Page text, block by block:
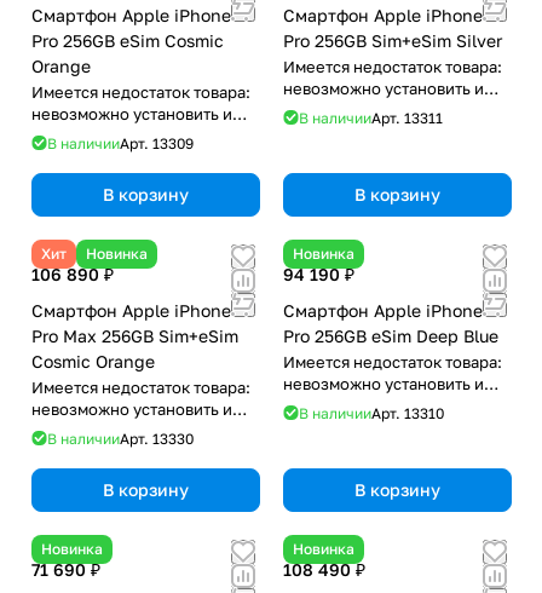
Смартфон Apple iPhone 17
Pro 256GB eSim Cosmic
Orange
Имеется недостаток товара:
невозможно установить и
использовать RuStore
В наличииАрт. 13309
В корзину
Смартфон Apple iPhone 17
Pro 256GB Sim+eSim Silver
Имеется недостаток товара:
невозможно установить и
использовать RuStore
В наличииАрт. 13311
В корзину
Хит Новинка
106 890 ₽
Смартфон Apple iPhone 17
Pro Max 256GB Sim+eSim
Cosmic Orange
Имеется недостаток товара:
невозможно установить и
использовать RuStore
В наличииАрт. 13330
В корзину
Новинка
94 190 ₽
Смартфон Apple iPhone 17
Pro 256GB eSim Deep Blue
Имеется недостаток товара:
невозможно установить и
использовать RuStore
В наличииАрт. 13310
В корзину
Новинка
71 690 ₽
Новинка
108 490 ₽